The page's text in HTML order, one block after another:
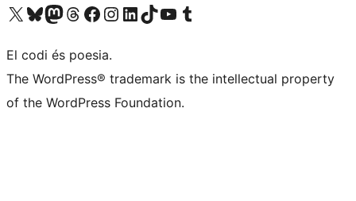
Visiteu el nostre compte X (abans Twitter)
Visiteu el nostre compte de Bluesky
Visiteu el nostre compte al Mastodon
Visiteu el nostre compte de Threads
Visiteu la nostra pàgina al Facebook
Visiteu el nostre compte d'Instagram
Visiteu el nostre compte de LinkedIn
Visiteu el nostre compte de TikTok
Visiteu el nostre canal al YouTube
Visiteu el nostre compte de Tumblr
El codi és poesia.
The WordPress® trademark is the intellectual property
of the WordPress Foundation.